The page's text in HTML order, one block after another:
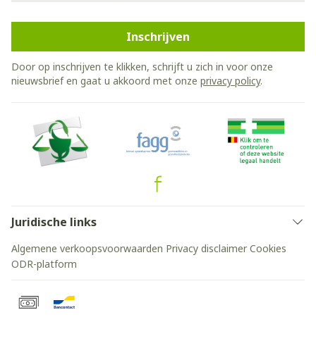
Inschrijven
Door op inschrijven te klikken, schrijft u zich in voor onze
nieuwsbrief en gaat u akkoord met onze privacy policy.
Juridische links
Algemene verkoopsvoorwaarden Privacy disclaimer Cookies
ODR-platform